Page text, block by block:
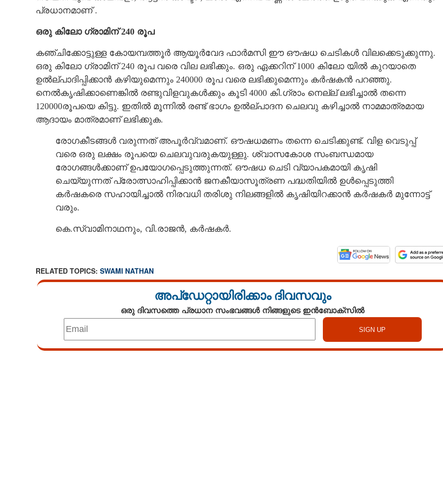
പ്രധാനമാണ് .
ഒരു കിലോ ഗ്രാമിന് 240 രൂപ
കഞ്ചിക്കോട്ടുള്ള കോയമ്പത്തൂർ ആയൂർവേദ ഫാർമസി ഈ ഔഷധ ചെടികൾ വിലക്കെടുക്കുന്നു.
ഒരു കിലോ ഗ്രാമിന് 240 രൂപ വരെ വില ലഭിക്കും. ഒരു ഏക്കറിന് 1000 കിലോ യിൽ കുറയാതെ
ഉൽല്പാദിപ്പിക്കാൻ കഴിയുമെന്നും 240000 രൂപ വരെ ലഭിക്കുമെന്നും കർഷകൻ പറഞ്ഞു.
നെൽകൃഷിക്കാണെങ്കിൽ രണ്ടുവിളവുകൾക്കും കൂടി 4000 കി.ഗ്രാം നെല്ല് ലഭിച്ചാൽ തന്നെ
120000രൂപയെ കിട്ടു. ഇതിൽ മൂന്നിൽ രണ്ട് ഭാഗം ഉൽല്പാദന ചെലവു കഴിച്ചാൽ നാമമാത്രമായ
ആദായം മാത്രമാണ് ലഭിക്കുക.
രോഗകീ‌ടങ്ങൾ വരുന്നത് അപൂർവ്വമാണ്. ഔഷധമണം തന്നെ ചെടിക്കുണ്ട്. വിള വെടുപ്പ്
വരെ ഒരു ലക്ഷം രൂപയെ ചെലവുവരുകയുള്ളു. ശ്വാസകോശ സംബന്ധമായ
രോഗങ്ങൾക്കാണ് ഉപയോഗപ്പെടുത്തുന്നത്. ഔഷധ ചെടി വ്യാപകമായി കൃഷി
ചെയ്യുന്നത് പ്രോത്സാഹിപ്പിക്കാൻ ജനകീയാസൂത്രണ പദ്ധതിയിൽ ഉൾപ്പെടുത്തി
കർഷകരെ സഹായിച്ചാൽ നിരവധി തരിശു നിലങ്ങളിൽ കൃഷിയിറക്കാൻ കർഷകർ മുന്നോട്ട്
വരും.
കെ.സ്വാമിനാഥനും, വി.രാജൻ, കർഷകർ.
RELATED TOPICS: SWAMI NATHAN
അപ്ഡേറ്റായിരിക്കാം ദിവസവും
ഒരു ദിവസത്തെ പ്രധാന സംഭവങ്ങൾ നിങ്ങളുടെ ഇൻബോക്സിൽ
Share this link